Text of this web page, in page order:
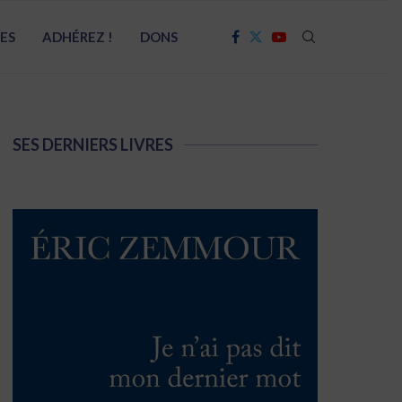
ADHÉREZ ! DONS
SES DERNIERS LIVRES